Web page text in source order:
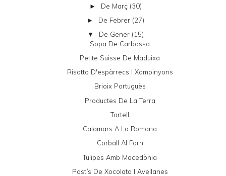
► De Març (30)
► De Febrer (27)
▼ De Gener (15)
Sopa De Carbassa
Petite Suisse De Maduixa
Risotto D'espàrrecs I Xampinyons
Brioix Portuguès
Productes De La Terra
Tortell
Calamars A La Romana
Corball Al Forn
Tulipes Amb Macedònia
Pastís De Xocolata I Avellanes